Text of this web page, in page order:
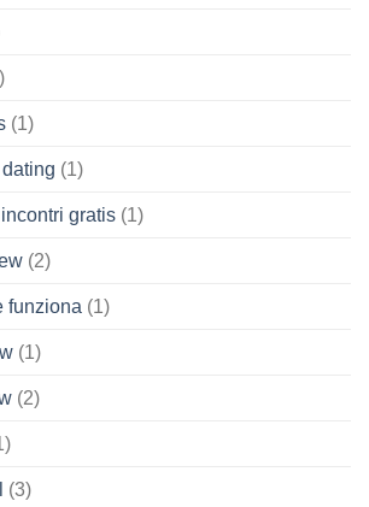
(1)
(1)
gratis (1)
(2)
funziona (1)
(1)
(2)
(3)